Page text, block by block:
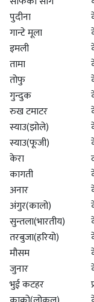
पुदीना
गान्टे मूला
इमली
तामा
तोफु
गुन्दुक
रुख टमाटर
स्याउ(झोले)
स्याउ(फूजी)
केरा
कागती
अनार
अंगुर(कालो)
सुन्तला(भारतीय)
तरबुजा(हरियो)
मौसम
जुनार
भुई कटहर